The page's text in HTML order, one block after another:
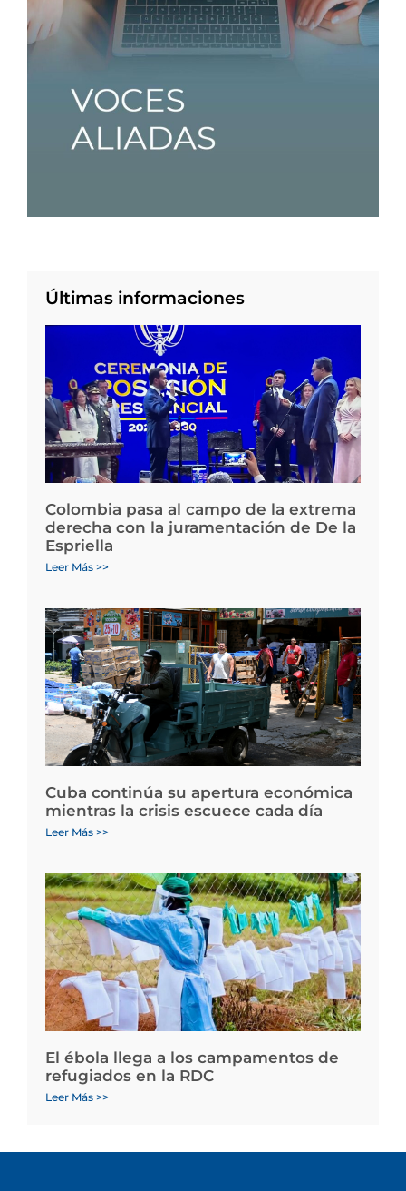
Últimas informaciones
Colombia pasa al campo de la extrema
derecha con la juramentación de De la
Espriella
Leer Más >>
Cuba continúa su apertura económica
mientras la crisis escuece cada día
Leer Más >>
El ébola llega a los campamentos de
refugiados en la RDC
Leer Más >>